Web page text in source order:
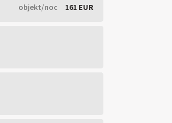
objekt/noc 161 EUR